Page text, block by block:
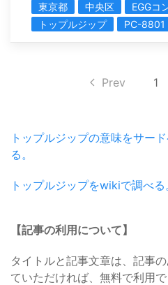
東京都
中央区
EGGコ
トップルジップ
PC-8801
Prev 1
トップルジップの意味をサー
る。
トップルジップをwikiで調べる
【記事の利用について】
タイトルと記事文章は、記事
ていただければ、無料で利用で